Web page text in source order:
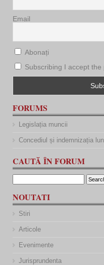
Email
Abonați
Subscribing I accept
FORUMS
Legislația muncii
Concediul și indemnizația
CAUTĂ ÎN FORUM
NOUTATI
Stiri
Articole
Evenimente
Jurisprundenta